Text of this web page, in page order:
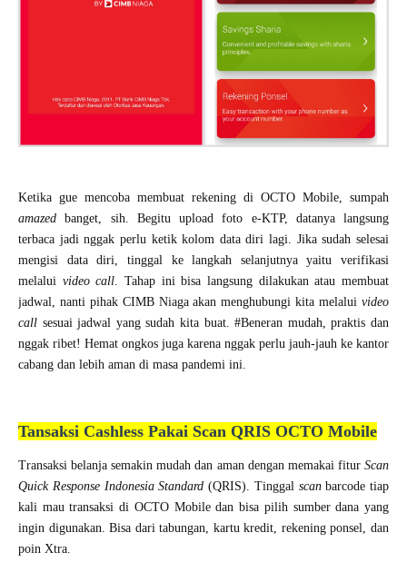
Ketika gue mencoba membuat rekening di OCTO Mobile, sumpah
amazed banget, sih. Begitu upload foto e-KTP, datanya langsung
terbaca jadi nggak perlu ketik kolom data diri lagi. Jika sudah selesai
mengisi data diri, tinggal ke langkah selanjutnya yaitu verifikasi
melalui video call. Tahap ini bisa langsung dilakukan atau membuat
jadwal, nanti pihak CIMB Niaga akan menghubungi kita melalui video
call sesuai jadwal yang sudah kita buat. #Beneran mudah, praktis dan
nggak ribet! Hemat ongkos juga karena nggak perlu jauh-jauh ke kantor
cabang dan lebih aman di masa pandemi ini.
Tansaksi Cashless Pakai Scan QRIS OCTO Mobile
Transaksi belanja semakin mudah dan aman dengan memakai fitur Scan
Quick Response Indonesia Standard (QRIS). Tinggal scanbarcode tiap
kali mau transaksi di OCTO Mobile dan bisa pilih sumber dana yang
ingin digunakan. Bisa dari tabungan, kartu kredit, rekening ponsel, dan
poin Xtra.